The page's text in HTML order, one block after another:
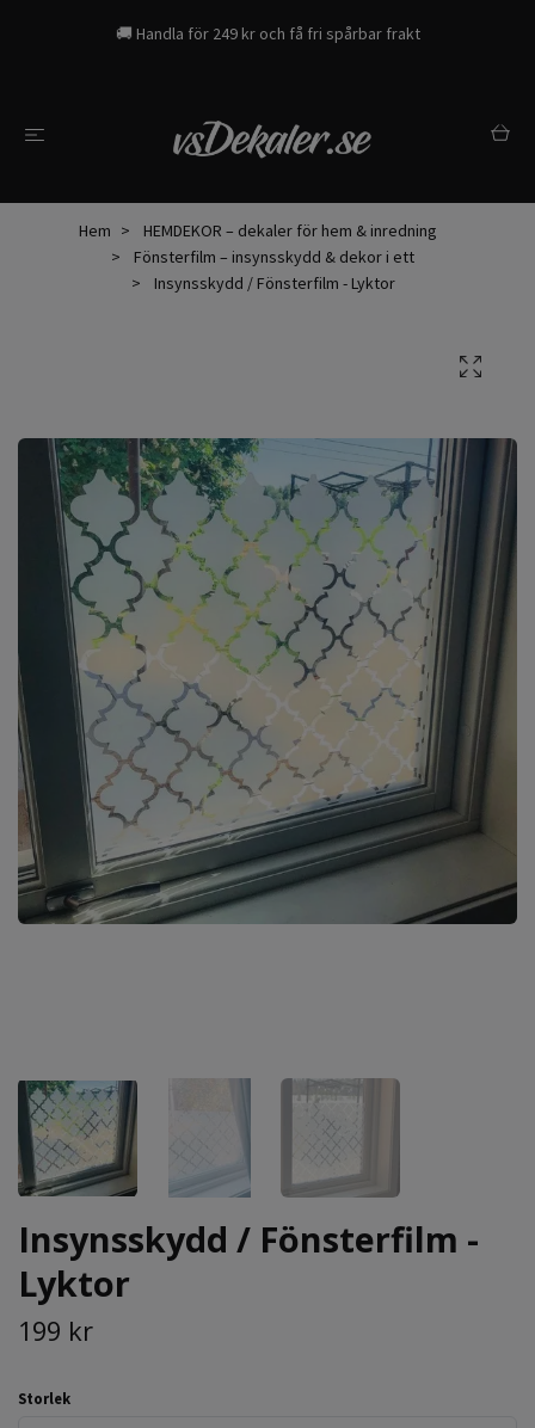
🚚 Handla för 249 kr och få fri spårbar frakt
Hem
HEMDEKOR – dekaler för hem & inredning
Fönsterfilm – insynsskydd & dekor i ett
Insynsskydd / Fönsterfilm - Lyktor
Insynsskydd / Fönsterfilm -
Lyktor
199 kr
Storlek